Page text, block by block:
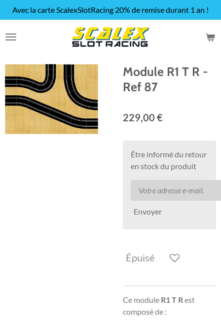
Passer
au
contenu
Avec la carte ScalexSlotRacing 20% de remise durant 1 an !
Module R1 T R -
Ref 87
229,00 €
Être informé du retour
en stock du produit
Envoyer
Épuisé
Ce module R1 T Rest
composé de :